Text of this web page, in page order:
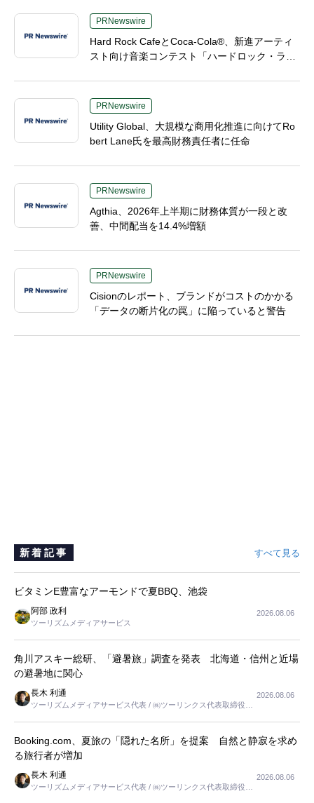
PRNewswire
Hard Rock CafeとCoca-Cola®、新進アーティ
スト向け音楽コンテスト「ハードロック・ライ
PRNewswire
Utility Global、大規模な商用化推進に向けてRo
bert Lane氏を最高財務責任者に任命
PRNewswire
Agthia、2026年上半期に財務体質が一段と改
善、中間配当を14.4%増額
PRNewswire
Cisionのレポート、ブランドがコストのかかる
「データの断片化の罠」に陥っていると警告
新着記事 すべて見る
ビタミンE豊富なアーモンドで夏BBQ、池袋
阿部 政利
ツーリズムメディアサービス
2026.08.06
角川アスキー総研、「避暑旅」調査を発表 北海道・信州と近場
の避暑地に関心
長木 利通
ツーリズムメディアサービス代表 / ㈱ツーリンクス代表取締役社
2026.08.06
Booking.com、夏旅の「隠れた名所」を提案 自然と静寂を求め
る旅行者が増加
長木 利通
ツーリズムメディアサービス代表 / ㈱ツーリンクス代表取締役社
2026.08.06